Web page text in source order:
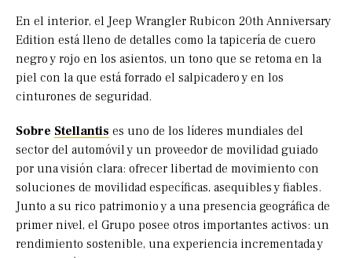
En el interior, el Jeep Wrangler Rubicon 20th Anniversary
Edition está lleno de detalles como la tapicería de cuero
negro y rojo en los asientos, un tono que se retoma en la
piel con la que está forrado el salpicadero y en los
cinturones de seguridad.
Sobre Stellantis es uno de los líderes mundiales del
sector del automóvil y un proveedor de movilidad guiado
por una visión clara: ofrecer libertad de movimiento con
soluciones de movilidad específicas, asequibles y fiables.
Junto a su rico patrimonio y a una presencia geográfica de
primer nivel, el Grupo posee otros importantes activos: un
rendimiento sostenible, una experiencia incrementada y